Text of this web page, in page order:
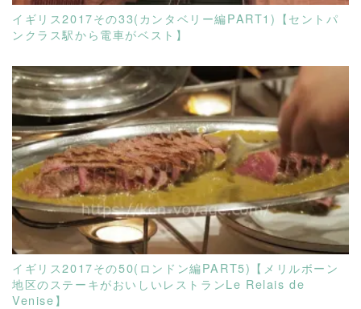
イギリス2017その33(カンタベリー編PART1)【セントパ
ンクラス駅から電車がベスト】
READ MORE
イギリス2017その50(ロンドン編PART5)【メリルボーン
地区のステーキがおいしいレストランLe Relais de
Venise】